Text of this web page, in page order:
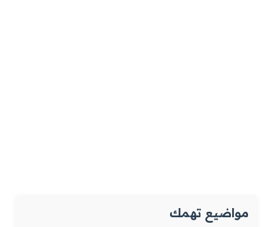
مواضيع تهمك